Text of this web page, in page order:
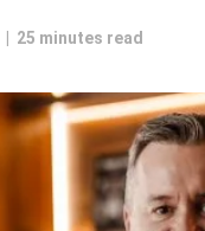
25 minutes read